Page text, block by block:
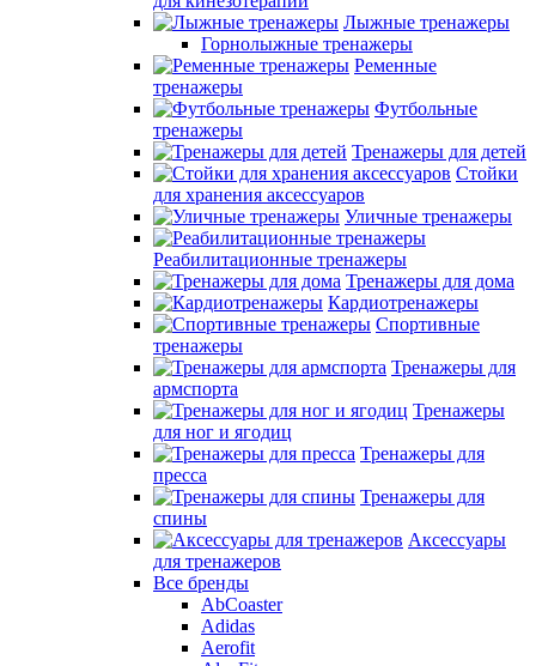
Лыжные тренажеры
Горнолыжные тренажеры
Ременные
тренажеры
Футбольные
тренажеры
Тренажеры для детей
Стойки
для хранения аксессуаров
Уличные тренажеры
Реабилитационные тренажеры
Тренажеры для дома
Кардиотренажеры
Спортивные
тренажеры
Тренажеры для
армспорта
Тренажеры
для ног и ягодиц
Тренажеры для
пресса
Тренажеры для
спины
Аксессуары
для тренажеров
Все бренды
AbCoaster
Adidas
Aerofit